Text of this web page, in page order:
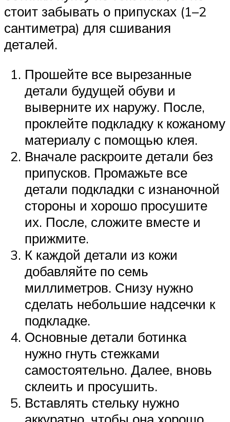
стоит забывать о припусках (1–2
сантиметра) для сшивания
деталей.
Прошейте все вырезанные
детали будущей обуви и
выверните их наружу. После,
проклейте подкладку к кожаному
материалу с помощью клея.
Вначале раскроите детали без
припусков. Промажьте все
детали подкладки с изнаночной
стороны и хорошо просушите
их. После, сложите вместе и
прижмите.
К каждой детали из кожи
добавляйте по семь
миллиметров. Снизу нужно
сделать небольшие надсечки к
подкладке.
Основные детали ботинка
нужно гнуть стежками
самостоятельно. Далее, вновь
склеить и просушить.
Вставлять стельку нужно